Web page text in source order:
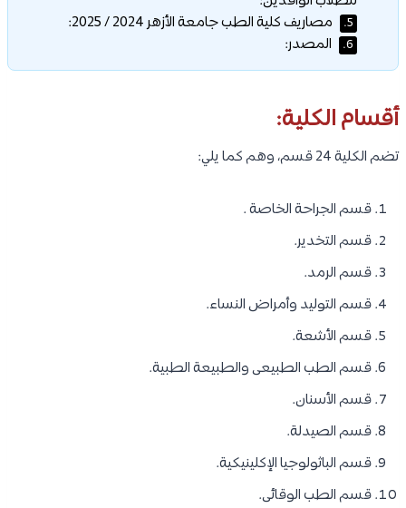
5. مصاريف كلية الطب جامعة الأزهر 2024 / 2025:
6. المصدر:
أقسام الكلية:
تضم الكلية 24 قسم، وهم كما يلي:
قسم الجراحة الخاصة .
قسم التخدير.
قسم الرمد.
قسم التوليد وأمراض النساء.
قسم الأشعة.
قسم الطب الطبيعى والطبيعة الطبية.
قسم الأسنان.
قسم الصيدلة.
قسم الباثولوجيا الإكلينيكية.
قسم الطب الوقائى.